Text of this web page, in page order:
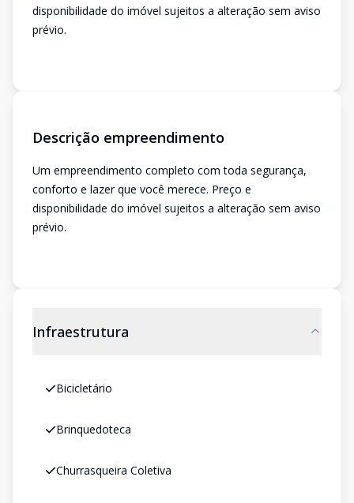
disponibilidade do imóvel sujeitos a alteração sem aviso
prévio.
Descrição empreendimento
Um empreendimento completo com toda segurança,
conforto e lazer que você merece. Preço e
disponibilidade do imóvel sujeitos a alteração sem aviso
prévio.
Infraestrutura
Bicicletário
Brinquedoteca
Churrasqueira Coletiva